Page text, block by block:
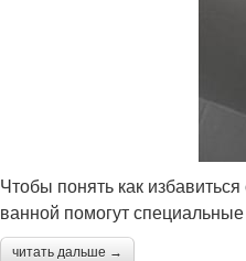
Чтобы понять как
ванной помогут специальные
читать дальше →